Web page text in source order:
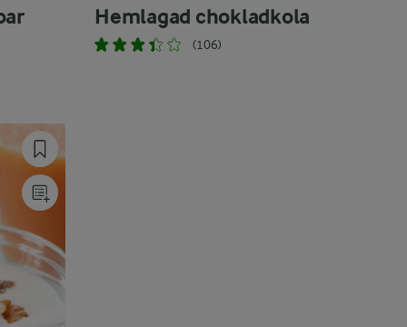
Hemlagad chokladkola
(106)